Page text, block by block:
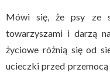
Mówi się, że psy ze
towarzyszami i darzą
życiowe różnią się od
ucieczki przed przemocą